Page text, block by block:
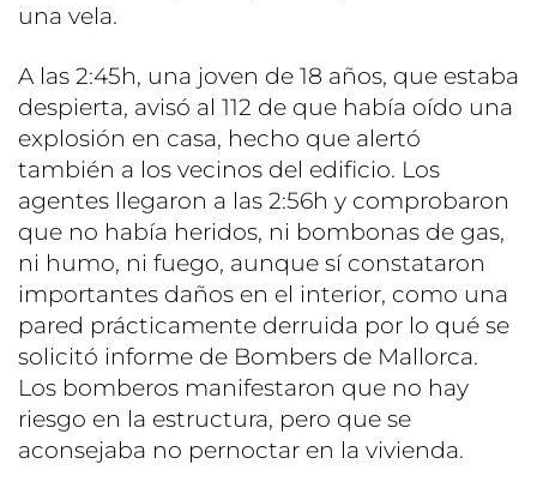
una vela.
A las 2:45h, una joven de 18 años, que estaba
despierta, avisó al 112 de que había oído una
explosión en casa, hecho que alertó
también a los vecinos del edificio. Los
agentes llegaron a las 2:56h y comprobaron
que no había heridos, ni bombonas de gas,
ni humo, ni fuego, aunque sí constataron
importantes daños en el interior, como una
pared prácticamente derruida por lo qué se
solicitó informe de Bombers de Mallorca.
Los bomberos manifestaron que no hay
riesgo en la estructura, pero que se
aconsejaba no pernoctar en la vivienda.